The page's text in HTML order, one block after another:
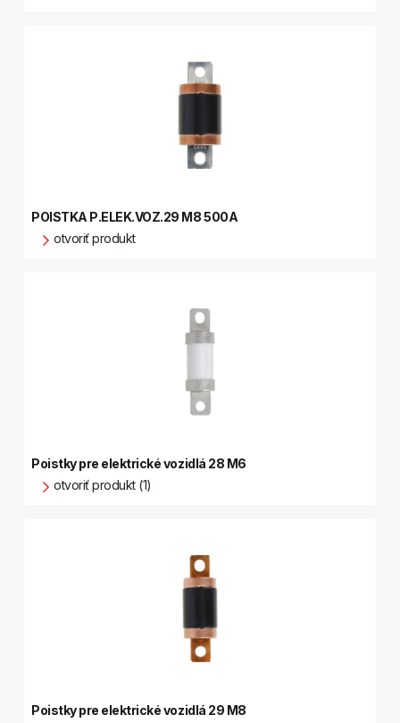
POISTKA P.ELEK.VOZ.29 M8 500A
otvoriť produkt
Poistky pre elektrické vozidlá 28 M6
otvoriť produkt (1)
Poistky pre elektrické vozidlá 29 M8